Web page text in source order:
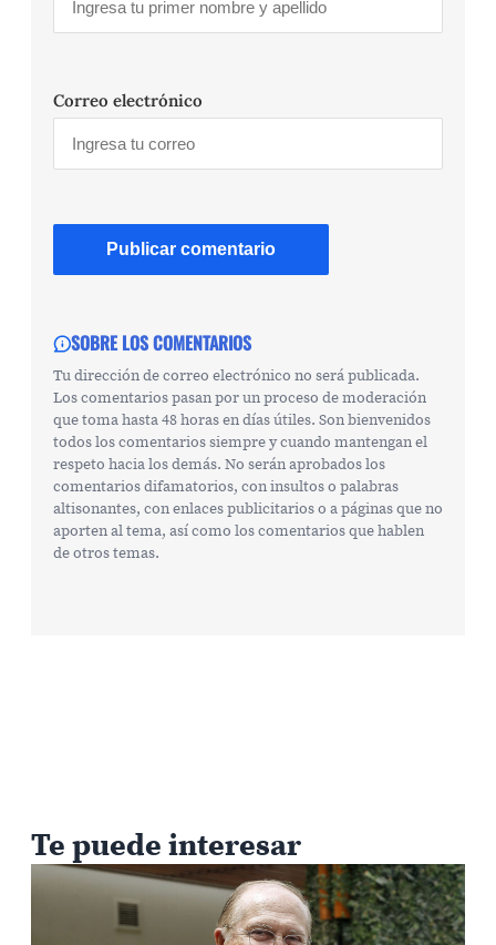
Correo electrónico
SOBRE LOS COMENTARIOS
Tu dirección de correo electrónico no será publicada.
Los comentarios pasan por un proceso de moderación
que toma hasta 48 horas en días útiles. Son bienvenidos
todos los comentarios siempre y cuando mantengan el
respeto hacia los demás. No serán aprobados los
comentarios difamatorios, con insultos o palabras
altisonantes, con enlaces publicitarios o a páginas que no
aporten al tema, así como los comentarios que hablen
de otros temas.
Te puede interesar